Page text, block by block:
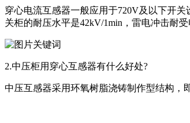
穿心电流互感器一般应用于720V及以下开
关柜的耐压水平是42kV/1min，雷电冲击耐
2.中压柜用穿心互感器有什么好处?
中压互感器采用环氧树脂浇铸制作型结构，